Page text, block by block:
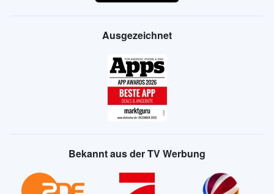
Ausgezeichnet
Bekannt aus der TV Werbung